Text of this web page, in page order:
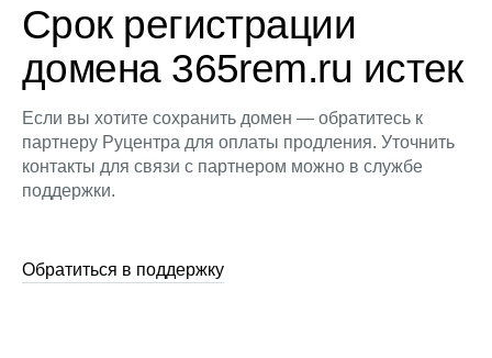
Срок регистрации
домена 365rem.ru истек
Если вы хотите сохранить домен — обратитесь к
партнеру Руцентра для оплаты продления. Уточнить
контакты для связи с партнером можно в службе
поддержки.
Обратиться в поддержку